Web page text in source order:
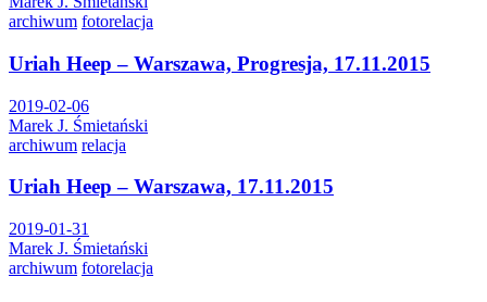
archiwum fotorelacja
Uriah Heep – Warszawa, Progresja, 17.11.2015
2019-02-06
Marek J. Śmietański
archiwum relacja
Uriah Heep – Warszawa, 17.11.2015
2019-01-31
Marek J. Śmietański
archiwum fotorelacja